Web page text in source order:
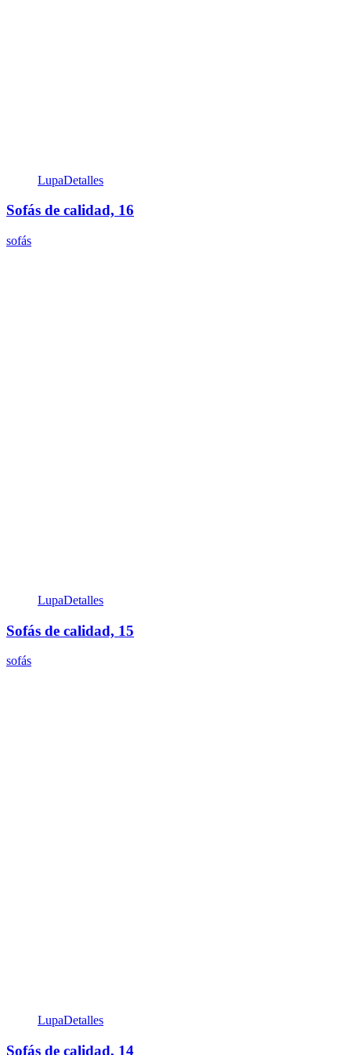
LupaDetalles
Sofás de calidad, 16
sofás
LupaDetalles
Sofás de calidad, 15
sofás
LupaDetalles
Sofás de calidad, 14